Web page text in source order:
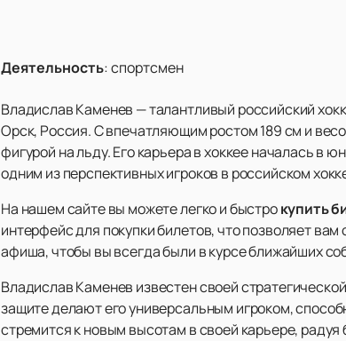
Деятельность:спортсмен
Владислав Каменев — талантливый российский
Орск, Россия. С впечатляющим ростом 189 см и
фигурой на льду. Его карьера в хоккее началась в
одним из перспективных игроков в российском
На нашем сайте вы можете легко и быстрокупить
интерфейс для покупки билетов, что позволяет
афиша, чтобы вы всегда были в курсе ближайших
Владислав Каменев известен своей
защите делают его универсальным игроком,
стремится к новым высотам в своей карьере,